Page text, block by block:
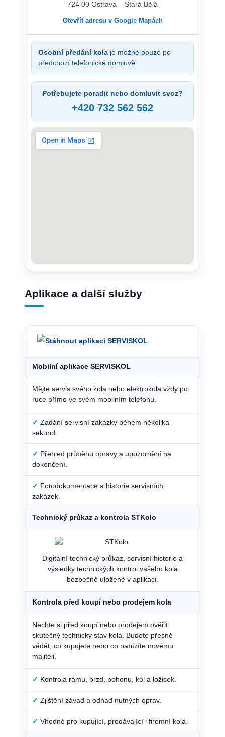
724 00 Ostrava – Stará Bělá
Otevřít adresu v Google Mapách
Osobní předání kola je možné pouze po
předchozí telefonické domluvě.
Potřebujete poradit nebo domluvit svoz?
+420 732 562 562
Aplikace a další služby
Mobilní aplikace SERVISKOL
Mějte servis svého kola nebo elektrokola vždy po
ruce přímo ve svém mobilním telefonu.
✓ Zadání servisní zakázky během několika
sekund.
✓ Přehled průběhu opravy a upozornění na
dokončení.
✓ Fotodokumentace a historie servisních
zakázek.
Technický průkaz a kontrola STKolo
Digitální technický průkaz, servisní historie a
výsledky technických kontrol vašeho kola
bezpečně uložené v aplikaci.
Kontrola před koupí nebo prodejem kola
Nechte si před koupí nebo prodejem ověřit
skutečný technický stav kola. Budete přesně
vědět, co kupujete nebo co nabízíte novému
majiteli.
✓ Kontrola rámu, brzd, pohonu, kol a ložisek.
✓ Zjištění závad a odhad nutných oprav.
✓ Vhodné pro kupující, prodávající i firemní kola.